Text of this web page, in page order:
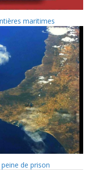
maritimes
de prison